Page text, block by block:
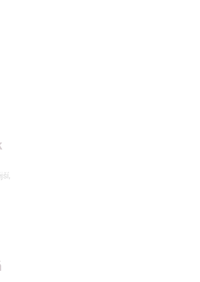
našim partnerům
odstraňování chyb,